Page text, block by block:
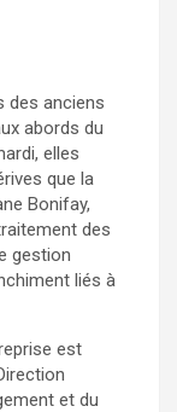
des anciens
abords du
elles
que la
Bonifay,
des
gestion
liés à
est
et du